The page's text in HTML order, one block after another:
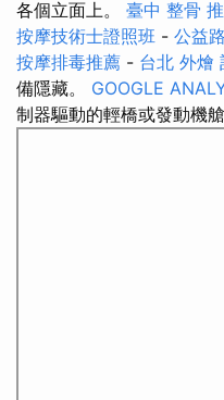
各個立面上。 臺中 整骨
按摩技術士證照班 - 公益
按摩排毒推薦 - 台北 外燴
備隱藏。 GOOGLE
制器驅動的輕橋或發動機艙